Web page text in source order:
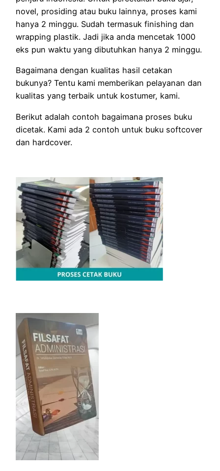
novel, prosiding atau buku lainnya, proses kami
hanya 2 minggu. Sudah termasuk finishing dan
wrapping plastik. Jadi jika anda mencetak 1000
eks pun waktu yang dibutuhkan hanya 2 minggu.
Bagaimana dengan kualitas hasil cetakan
bukunya? Tentu kami memberikan pelayanan dan
kualitas yang terbaik untuk kostumer, kami.
Berikut adalah contoh bagaimana proses buku
dicetak. Kami ada 2 contoh untuk buku softcover
dan hardcover.